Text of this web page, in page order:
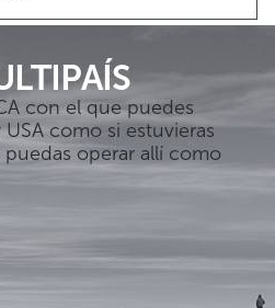
con el que puedes
como si estuvieras
puedas operar allí como